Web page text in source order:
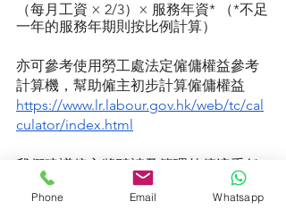
（每月工資 × 2/3）× 服務年資* （*不足
一年的服務年期則按比例計算）
亦可參考使用勞工處法定僱傭權益參考
計算機，幫助僱主初步計算僱傭權益
https://www.lr.labour.gov.hk/web/tc/cal
culator/index.html
我們建議僱主將聘請及管理外傭這重任
交托給合資格、有信譽的僱傭中心，僱
主可將省下不少時間及精神，專注於事
Phone Email Whatsapp